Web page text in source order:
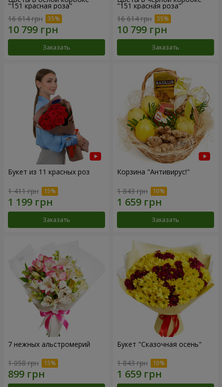
"151 красная роза"
16 614 грн
Заказать
"151 красная роза"
16 614 грн
Заказать
Букет из 11 красных роз
1 411 грн
Заказать
Корзина "Антивирус!"
1 843 грн
Заказать
7 нежных альстромерий
1 058 грн
Букет "Сказочная осень"
1 843 грн